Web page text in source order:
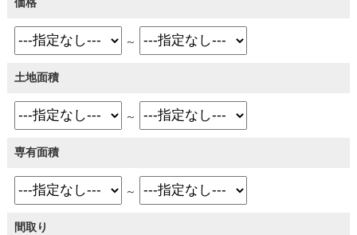
～
土地面積
～
専有面積
～
間取り